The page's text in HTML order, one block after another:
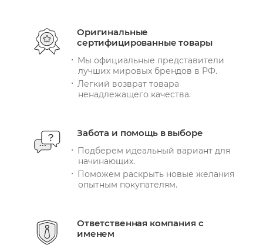
Оригинальные
сертифицированные товары
Мы официальные представители
лучших мировых брендов в РФ.
Легкий возврат товара
ненадлежащего качества.
Забота и помощь в выборе
Подберем идеальный вариант для
начинающих.
Поможем раскрыть новые желания
опытным покупателям.
Ответственная компания с
именем